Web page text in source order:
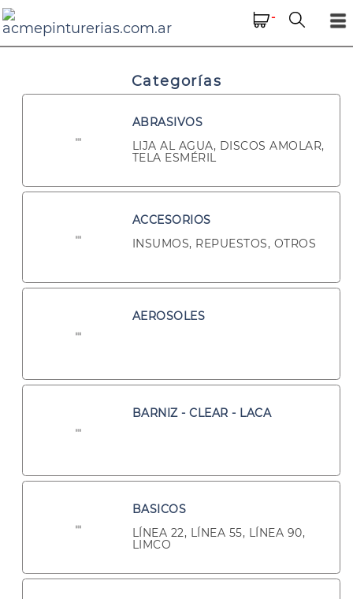
-
Categorías
ABRASIVOS
LIJA AL AGUA, DISCOS AMOLAR,
TELA ESMÉRIL
ACCESORIOS
INSUMOS, REPUESTOS, OTROS
AEROSOLES
BARNIZ - CLEAR - LACA
BASICOS
LÍNEA 22, LÍNEA 55, LÍNEA 90,
LIMCO